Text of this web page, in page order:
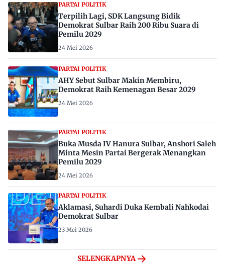
PARTAI POLITIK
Terpilih Lagi, SDK Langsung Bidik
Demokrat Sulbar Raih 200 Ribu Suara di
Pemilu 2029
24 Mei 2026
PARTAI POLITIK
AHY Sebut Sulbar Makin Membiru,
Demokrat Raih Kemenagan Besar 2029
24 Mei 2026
PARTAI POLITIK
Buka Musda IV Hanura Sulbar, Anshori Saleh
Minta Mesin Partai Bergerak Menangkan
Pemilu 2029
24 Mei 2026
PARTAI POLITIK
Aklamasi, Suhardi Duka Kembali Nahkodai
Demokrat Sulbar
23 Mei 2026
SELENGKAPNYA